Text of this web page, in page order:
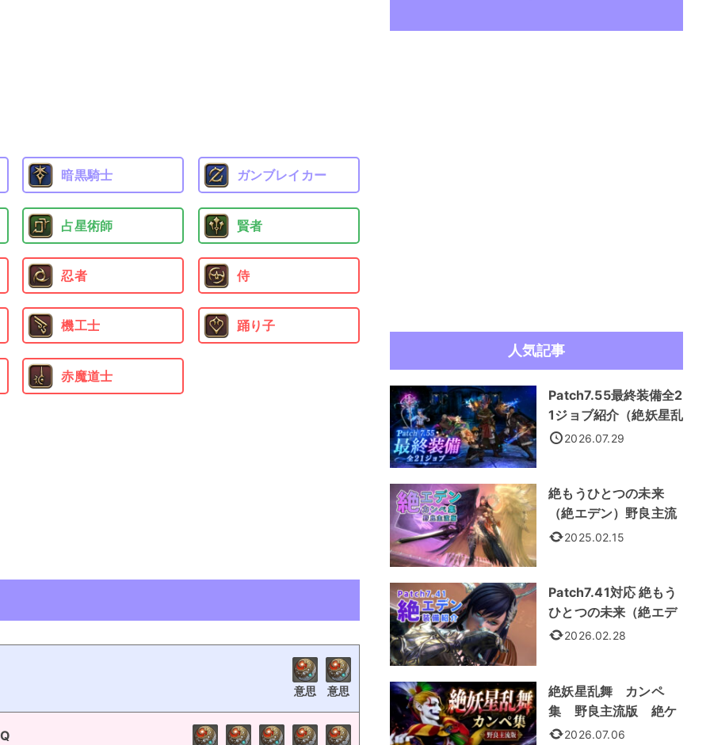
暗黒騎士 ガンブレイカー
占星術師 賢者
忍者 侍
機工士 踊り子
赤魔道士
意思 意思
人気記事
Patch7.55最終装備全2
1ジョブ紹介（絶妖星乱
舞装備）
2026.07.29
絶もうひとつの未来
（絶エデン）野良主流
カンペ集
2025.02.15
Patch7.41対応 絶もう
ひとつの未来（絶エデ
ン） 全21ジョブ装備紹
2026.02.28
絶妖星乱舞 カンペ
集 野良主流版 絶ケ
フカ2026.07.06